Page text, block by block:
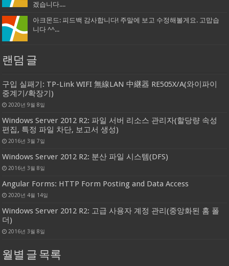
겠습니다....
아크몬드: 피드백 감사합니다! 주말에 보고 수정해볼게요. 고맙습
니다 ^^...
랜덤 글
구입 실패기: TP-Link WIFI 無線LAN 中継器 RE505X/A(와이파이
중계기/확장기)
2020년 9월 8일
Windows Server 2012 R2: 파일 서버 리소스 관리자(할당량 속성
편집, 특정 파일 차단, 보고서 생성)
2016년 3월 7일
Windows Server 2012 R2: 분산 파일 시스템(DFS)
2016년 3월 8일
Angular Forms: HTTP Form Posting and Data Access
2020년 4월 14일
Windows Server 2012 R2: 고급 사용자 계정 관리(중앙화된 홈 폴
더)
2016년 3월 8일
월별 글 목록